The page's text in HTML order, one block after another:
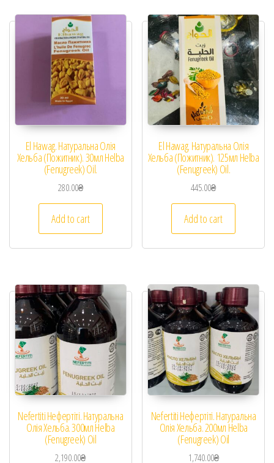
El Hawag. Натуральна Олія
Хельба (Пожитник). 30мл Helba
(Fenugreek) Oil.
280.00₴
Add to cart
El Hawag. Натуральна Олія
Хельба (Пожитник). 125мл Helba
(Fenugreek) Oil.
445.00₴
Add to cart
Nefertiti Нефертіті. Натуральна
Олія Хельба. 300мл Helba
(Fenugreek) Oil
2,190.00₴
Nefertiti Нефертіті. Натуральна
Олія Хельба. 200мл Helba
(Fenugreek) Oil
1,740.00₴